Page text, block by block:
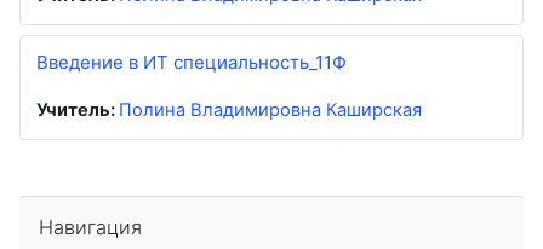
Введение в ИТ специальность_11Ф
Учитель: Полина Владимировна Каширская
Навигация